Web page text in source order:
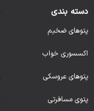
دسته بندی
پتوهای ضخیم
اکسسوری خواب
پتوهای عروسکی
پتوی مسافرتی